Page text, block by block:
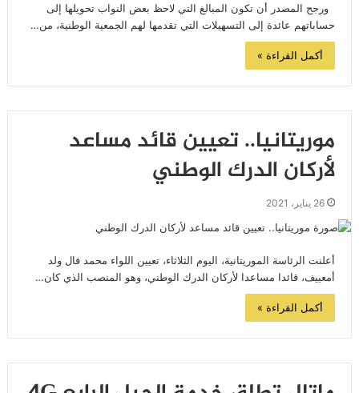
ورجح المصدر أن تكون المبالغ التي لاحظ بعض النواب تحويلها إلى
حساباتهم عائدة إلى التسهيلات التي تقدمها لهم الجمعية الوطنية، من…
أكمل القراءة »
موريتانيا.. تعيين قائد مساعد
لأركان الدرك الوطني
26 يناير، 2021
أعلنت الرئاسة الموريتانية، اليوم الثلاثاء، تعيين اللواء محمد فال ولد
أمعييف، قائدا مساعدا لأركان الدرك الوطني، وهو المنصب الذي كان…
أكمل القراءة »